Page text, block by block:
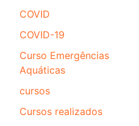
COVID
COVID-19
Curso Emergências
Aquáticas
cursos
Cursos realizados